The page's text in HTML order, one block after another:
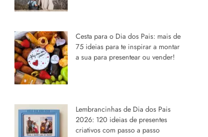
Cesta para o Dia dos Pais: mais de
75 ideias para te inspirar a montar
a sua para presentear ou vender!
Lembrancinhas de Dia dos Pais
2026: 120 ideias de presentes
criativos com passo a passo